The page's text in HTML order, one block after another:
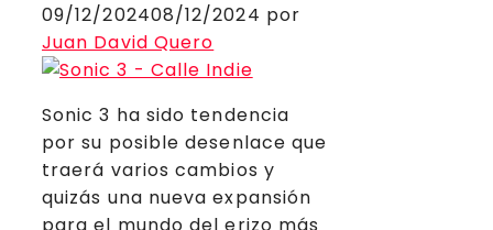
09/12/202408/12/2024 por
Juan David Quero
Sonic 3 ha sido tendencia
por su posible desenlace que
traerá varios cambios y
quizás una nueva expansión
para el mundo del erizo más